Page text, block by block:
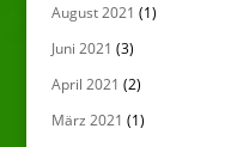
August 2021 (1)
Juni 2021 (3)
April 2021 (2)
März 2021 (1)